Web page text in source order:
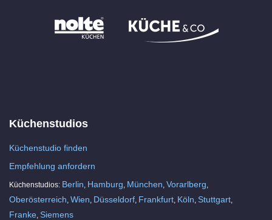
Küchenstudios
Küchenstudio finden
Empfehlung anfordern
Küchenstudios: Berlin Hamburg München Vorarlberg
Oberösterreich Wien Düsseldorf Frankfurt Köln Stuttgart
Franke Siemens